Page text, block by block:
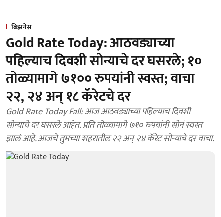
बिझनेस
Gold Rate Today: आठवड्याच्या
पहिल्याच दिवशी सोन्याचे दर घसरले; १०
तोळ्यामागे ७१०० रुपयांनी स्वस्त; वाचा
२२, २४ अन् १८ कॅरेटचे दर
Gold Rate Today Fall: आज आठवड्याच्या पहिल्याच दिवशी
सोन्याचे दर घसरले आहेत. प्रति तोळ्यामागे ७१० रुपयांनी सोनं स्वस्त
झालं आहे. आजचे तुमच्या शहरातील २२ अन् २४ कॅरेट सोन्याचे दर वाचा.